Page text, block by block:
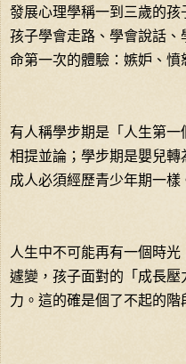
發展心理學稱一到三歲的孩
孩子學會走路、學會說話
命第一次的體驗：嫉妒、
有人稱學步期是「人生第
相提並論；學步期是嬰兒
成人必須經歷青少年期一樣
人生中不可能再有一個時
遽變，孩子面對的「成長
力。這的確是個了不起的階